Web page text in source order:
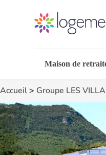
Maison de
Accueil> Groupe LES